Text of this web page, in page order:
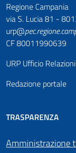
Regione Campania
via S. Lucia 81 -
urp@pec.
CF 80011990639
URP Ufficio
Redazione portale
TRASPARENZA
Amministrazione